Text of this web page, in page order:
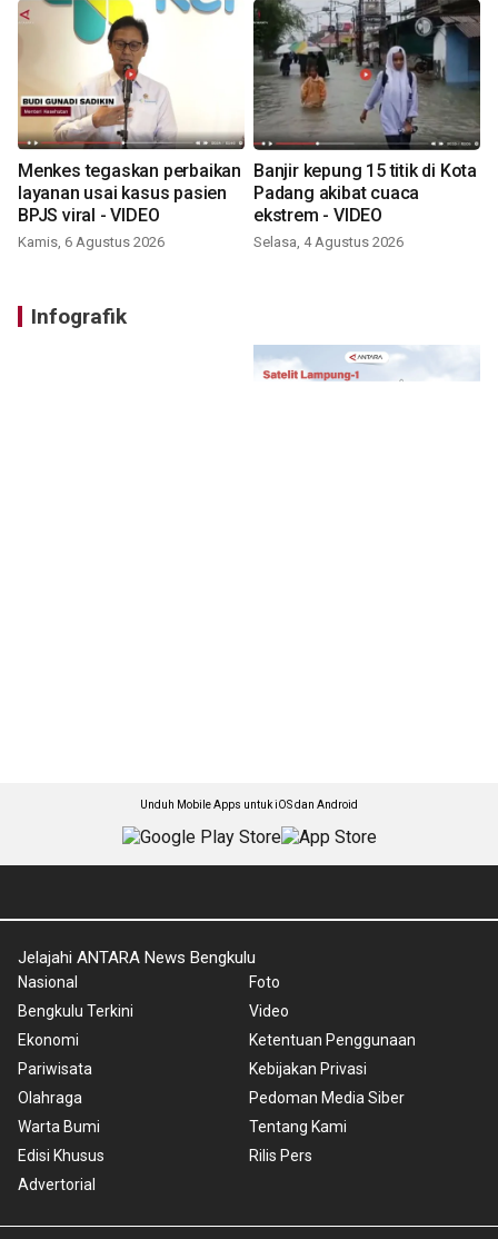
Menkes tegaskan perbaikan
layanan usai kasus pasien
BPJS viral - VIDEO
Kamis, 6 Agustus 2026
Banjir kepung 15 titik di Kota
Padang akibat cuaca
ekstrem - VIDEO
Selasa, 4 Agustus 2026
Infografik
Unduh Mobile Apps untuk iOS dan Android
Jelajahi ANTARA News Bengkulu
Nasional
Bengkulu Terkini
Ekonomi
Pariwisata
Olahraga
Warta Bumi
Edisi Khusus
Advertorial
Foto
Video
Ketentuan Penggunaan
Kebijakan Privasi
Pedoman Media Siber
Tentang Kami
Rilis Pers